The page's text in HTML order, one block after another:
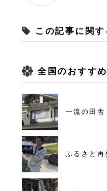
この記事に関す
全国のおすす
一流の田
ふるさと再